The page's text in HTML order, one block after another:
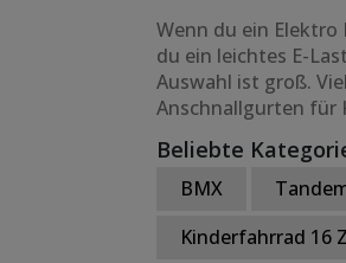
Wenn du ein
du ein leichtes E-
Auswahl ist groß.
Anschnallgurten für
Beliebte
BMX
Kinderfahrrad 16